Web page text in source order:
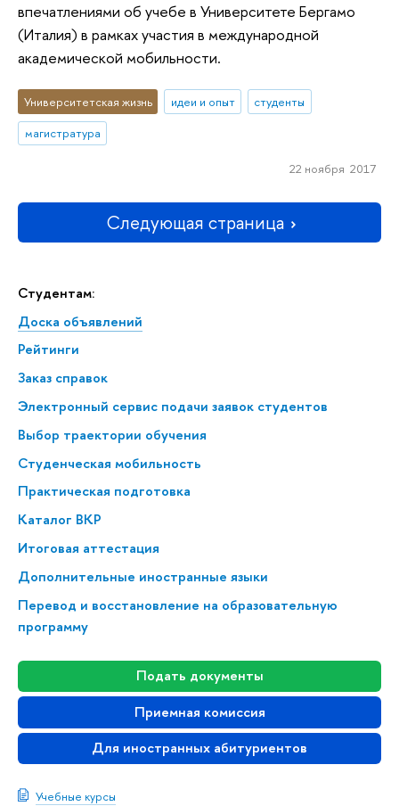
Студентам:
Доска объявлений
Рейтинги
Заказ справок
Электронный сервис подачи заявок студентов
Выбор траектории обучения
Студенческая мобильность
Практическая подготовка
Каталог ВКР
Итоговая аттестация
Дополнительные иностранные языки
Перевод и восстановление на образовательную
программу
Подать документы
Приемная комиссия
Для иностранных абитуриентов
Учебные курсы
впечатлениями об учебе в Университете Бергамо
(Италия) в рамках участия в международной
академической мобильности.
Университетская жизнь идеи и опыт
студенты
магистратура
22 ноября 2017
Следующая страница